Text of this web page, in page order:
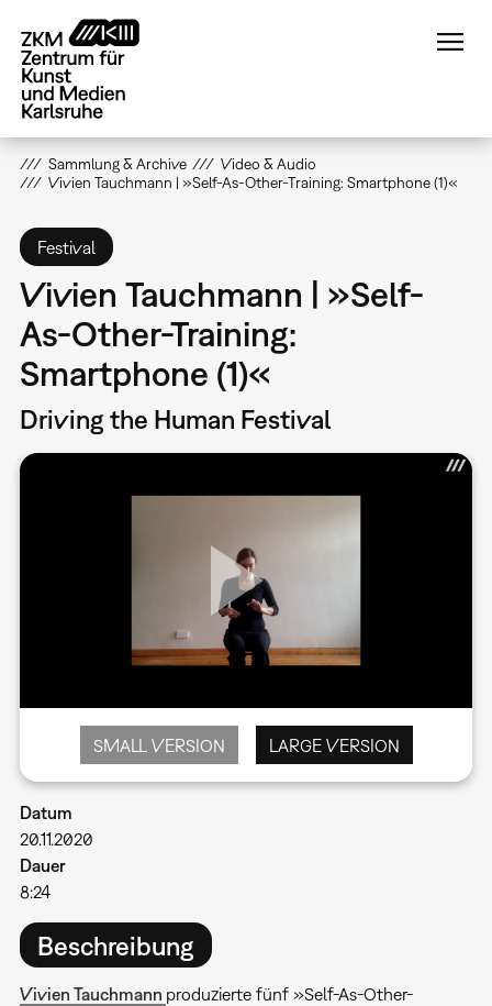
zum
Inhalt
Sammlung & Archive
Video & Audio
Vivien Tauchmann | »Self-As-Other-Training: Smartphone (1)«
Festival
Vivien Tauchmann | »Self-
As-Other-Training:
Smartphone (1)«
Driving the Human Festival
SMALL VERSION LARGE VERSION
Datum
20.11.2020
Dauer
8:24
Beschreibung
Vivien Tauchmann produzierte fünf »Self-As-Other-